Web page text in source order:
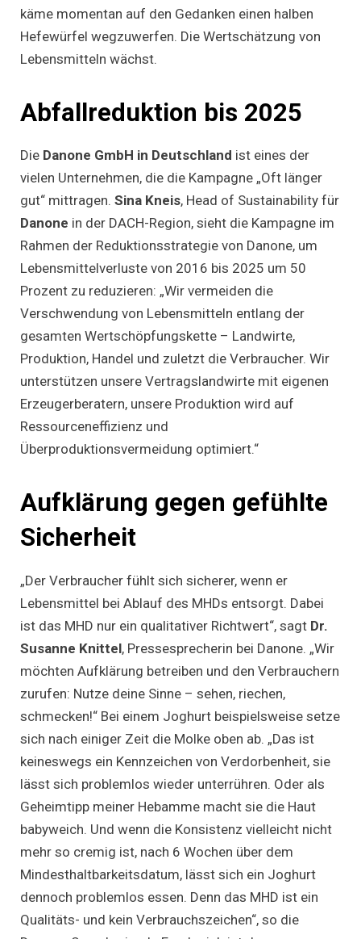
käme momentan auf den Gedanken einen halben
Hefewürfel wegzuwerfen. Die Wertschätzung von
Lebensmitteln wächst.
Abfallreduktion bis 2025
Die Danone GmbH in Deutschland ist eines der
vielen Unternehmen, die die Kampagne „Oft länger
gut“ mittragen. Sina Kneis, Head of Sustainability für
Danone in der DACH-Region, sieht die Kampagne im
Rahmen der Reduktionsstrategie von Danone, um
Lebensmittelverluste von 2016 bis 2025 um 50
Prozent zu reduzieren: „Wir vermeiden die
Verschwendung von Lebensmitteln entlang der
gesamten Wertschöpfungskette – Landwirte,
Produktion, Handel und zuletzt die Verbraucher. Wir
unterstützen unsere Vertragslandwirte mit eigenen
Erzeugerberatern, unsere Produktion wird auf
Ressourceneffizienz und
Überproduktionsvermeidung optimiert.“
Aufklärung gegen gefühlte
Sicherheit
„Der Verbraucher fühlt sich sicherer, wenn er
Lebensmittel bei Ablauf des MHDs entsorgt. Dabei
ist das MHD nur ein qualitativer Richtwert“, sagt Dr.
Susanne Knittel, Pressesprecherin bei Danone. „Wir
möchten Aufklärung betreiben und den Verbrauchern
zurufen: Nutze deine Sinne – sehen, riechen,
schmecken!“ Bei einem Joghurt beispielsweise setze
sich nach einiger Zeit die Molke oben ab. „Das ist
keineswegs ein Kennzeichen von Verdorbenheit, sie
lässt sich problemlos wieder unterrühren. Oder als
Geheimtipp meiner Hebamme macht sie die Haut
babyweich. Und wenn die Konsistenz vielleicht nicht
mehr so cremig ist, nach 6 Wochen über dem
Mindesthaltbarkeitsdatum, lässt sich ein Joghurt
dennoch problemlos essen. Denn das MHD ist ein
Qualitäts- und kein Verbrauchszeichen“, so die